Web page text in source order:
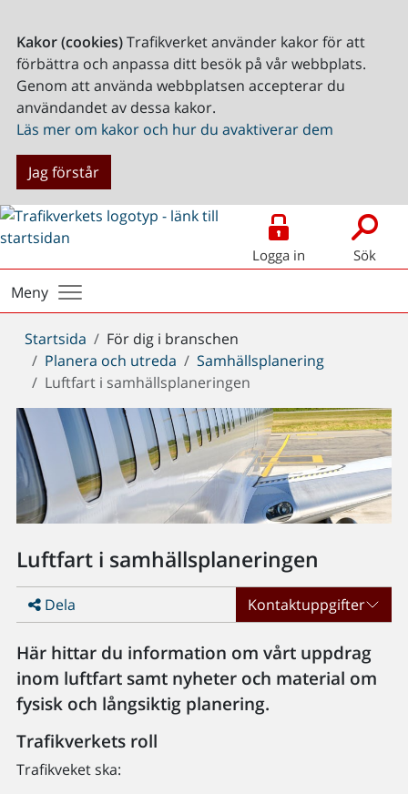
Kakor (cookies)Trafikverket använder kakor för att
förbättra och anpassa ditt besök på vår webbplats.
Genom att använda webbplatsen accepterar du
användandet av dessa kakor.
Läs mer om kakor och hur du avaktiverar dem
Jag förstår
Logga in Sök
Meny
Du
är
här:
Startsida
För dig i branschen
Planera och utreda
Samhällsplanering
Luftfart i samhällsplaneringen
Luftfart i samhällsplaneringen
Dela Kontaktuppgifter
Här hittar du information om vårt uppdrag
inom luftfart samt nyheter och material om
fysisk och långsiktig planering.
Trafikverkets roll
Trafikveket ska: